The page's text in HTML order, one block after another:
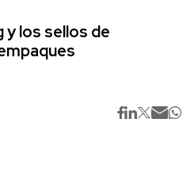
y los sellos de